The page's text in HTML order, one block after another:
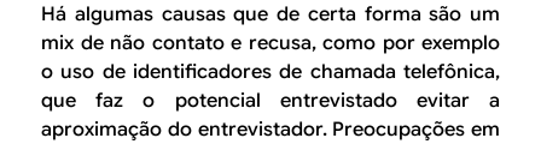
Há algumas causas que de certa forma são um
mix de não contato e recusa, como por exemplo
o uso de identificadores de chamada telefônica,
que faz o potencial entrevistado evitar a
aproximação do entrevistador. Preocupações em